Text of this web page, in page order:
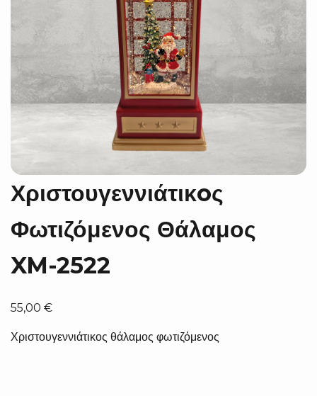
Χριστουγεννιάτικoς
Φωτιζόμενος Θάλαμος
XM-2522
55,00 €
Χριστουγεννιάτικος θάλαμος φωτιζόμενος